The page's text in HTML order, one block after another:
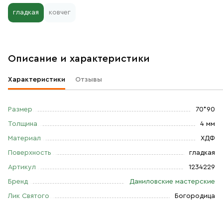
гладкая ковчег
Описание и характеристики
Характеристики Отзывы
Размер 70*90
Толщина 4 мм
Материал ХДФ
Поверхность гладкая
Артикул 1234229
Бренд Даниловские мастерские
Лик Святого Богородица